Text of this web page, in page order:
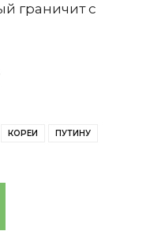
граничит с
КОРЕИ ПУТИНУ